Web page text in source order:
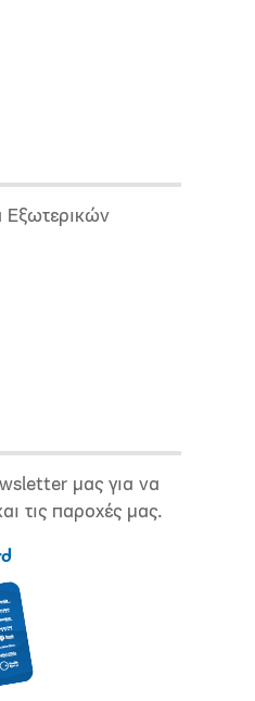
Εξωτερικών
μας για να
τις παροχές μας.